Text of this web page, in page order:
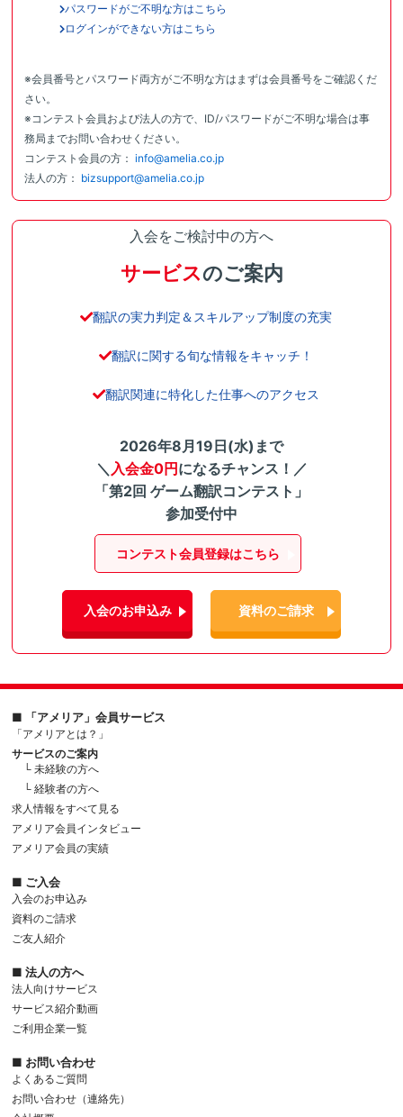
パスワードがご不明な方はこちら
ログインができない方はこちら
※会員番号とパスワード両方がご不明な方はまずは会員番号をご確認くだ
さい。
※コンテスト会員および法人の方で、ID/パスワードがご不明な場合は事
務局までお問い合わせください。
コンテスト会員の方： info@amelia.co.jp
法人の方： bizsupport@amelia.co.jp
入会をご検討中の方へ
サービスのご案内
翻訳の実力判定＆スキルアップ制度の充実
翻訳に関する旬な情報をキャッチ！
翻訳関連に特化した仕事へのアクセス
2026年8月19日(水)まで
＼ 入会金0円になるチャンス！／
「第2回 ゲーム翻訳コンテスト」
参加受付中
コンテスト会員登録はこちら
入会のお申込み 資料のご請求
■ 「アメリア」会員サービス
「アメリアとは？」
サービスのご案内
└ 未経験の方へ
└ 経験者の方へ
求人情報をすべて見る
アメリア会員インタビュー
アメリア会員の実績
■ ご入会
入会のお申込み
資料のご請求
ご友人紹介
■ 法人の方へ
法人向けサービス
サービス紹介動画
ご利用企業一覧
■ お問い合わせ
よくあるご質問
お問い合わせ（連絡先）